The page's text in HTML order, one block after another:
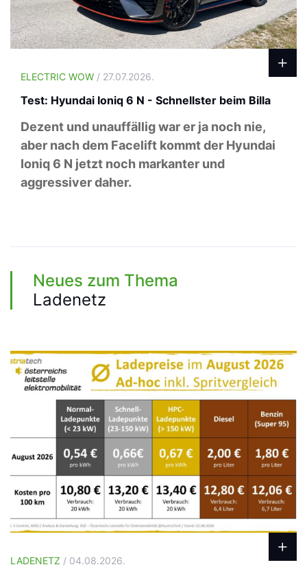
ELECTRIC WOW / 27.07.2026.
Test: Hyundai Ioniq 6 N - Schnellster beim Billa
Dezent und unauffällig war er ja noch nie,
aber nach dem Facelift kommt der Hyundai
Ioniq 6 N jetzt noch markanter und
aggressiver daher.
Neues zum Thema
Ladenetz
LADENETZ / 04.08.2026.